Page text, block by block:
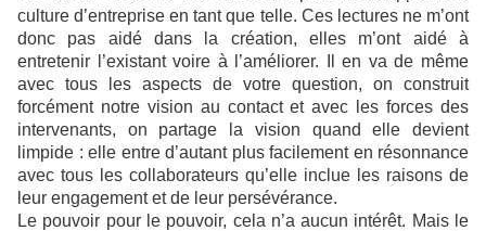
culture d’entreprise en tant que telle. Ces lectures ne m’ont
donc pas aidé dans la création, elles m’ont aidé à
entretenir l’existant voire à l’améliorer. Il en va de même
avec tous les aspects de votre question, on construit
forcément notre vision au contact et avec les forces des
intervenants, on partage la vision quand elle devient
limpide : elle entre d’autant plus facilement en résonnance
avec tous les collaborateurs qu’elle inclue les raisons de
leur engagement et de leur persévérance.
Le pouvoir pour le pouvoir, cela n’a aucun intérêt. Mais le